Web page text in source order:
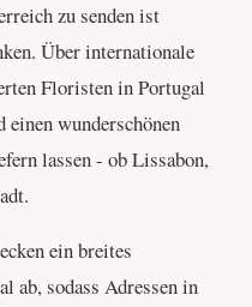
zu senden ist
Über internationale
Floristen in Portugal
einen wunderschönen
lassen - ob Lissabon,
ein breites
ab, sodass Adressen in